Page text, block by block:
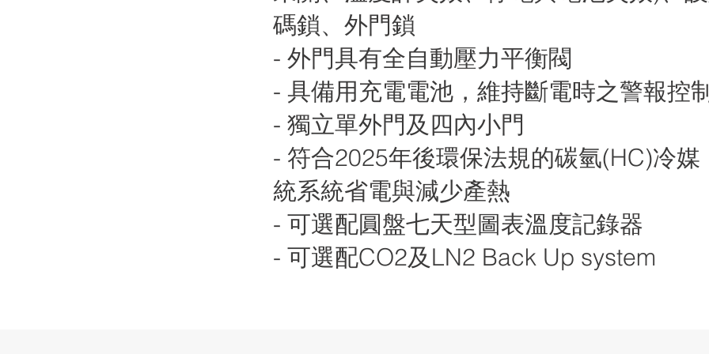
碼鎖、外門鎖
- 外門具有全自動壓力平衡閥
- 具備用充電電池，維持斷電時之警報控
- 獨立單外門及四內小門
- 符合2025年後環保法規的碳氫(HC)冷媒
統系統省電與減少產熱
- 可選配圓盤七天型圖表溫度記錄器
- 可選配CO2及LN2 Back Up system